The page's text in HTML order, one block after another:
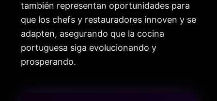
también representan oportunidades para
que los chefs y restauradores innoven y se
adapten, asegurando que la cocina
portuguesa siga evolucionando y
prosperando.